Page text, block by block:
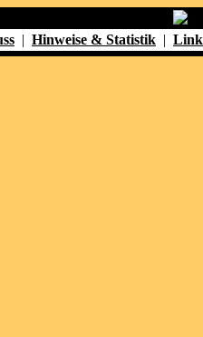
| Hinweise & Statistik |